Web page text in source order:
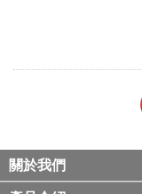
關於我們